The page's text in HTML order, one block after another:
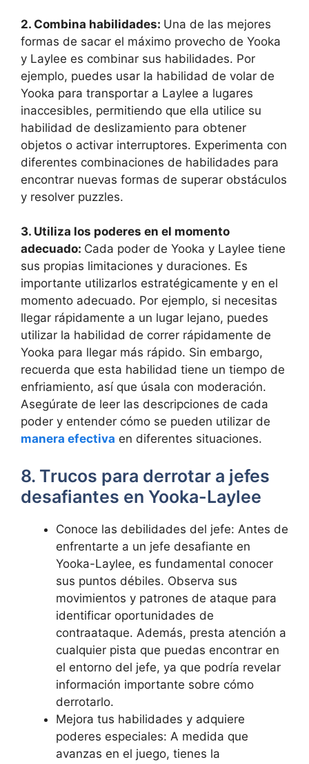
2. Combina habilidades: Una de las mejores
formas de sacar el máximo provecho de Yooka
y Laylee es combinar sus habilidades. Por
ejemplo, puedes usar la habilidad de volar de
Yooka para transportar a Laylee a lugares
inaccesibles, permitiendo que ella utilice su
habilidad de deslizamiento para obtener
objetos o activar interruptores. Experimenta con
diferentes combinaciones de habilidades para
encontrar nuevas formas de superar obstáculos
y resolver puzzles.
3. Utiliza los poderes en el momento
adecuado: Cada poder de Yooka y Laylee tiene
sus propias limitaciones y duraciones. Es
importante utilizarlos estratégicamente y en el
momento adecuado. Por ejemplo, si necesitas
llegar rápidamente a un lugar lejano, puedes
utilizar la habilidad de correr rápidamente de
Yooka para llegar más rápido. Sin embargo,
recuerda que esta habilidad tiene un tiempo de
enfriamiento, así que úsala con moderación.
Asegúrate de leer las descripciones de cada
poder y entender cómo se pueden utilizar de
manera efectiva en diferentes situaciones.
8. Trucos para derrotar a jefes
desafiantes en Yooka-Laylee
Conoce las debilidades del jefe: Antes de
enfrentarte a un jefe desafiante en
Yooka-Laylee, es fundamental conocer
sus puntos débiles. Observa sus
movimientos y patrones de ataque para
identificar oportunidades de
contraataque. Además, presta atención a
cualquier pista que puedas encontrar en
el entorno del jefe, ya que podría revelar
información importante sobre cómo
derrotarlo.
Mejora tus habilidades y adquiere
poderes especiales: A medida que
avanzas en el juego, tienes la